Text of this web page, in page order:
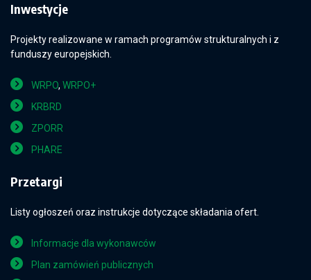
Inwestycje
Projekty realizowane w ramach programów strukturalnych i z
funduszy europejskich.
WRPO, WRPO+
KRBRD
ZPORR
PHARE
Przetargi
Listy ogłoszeń oraz instrukcje dotyczące składania ofert.
Informacje dla wykonawców
Plan zamówień publicznych